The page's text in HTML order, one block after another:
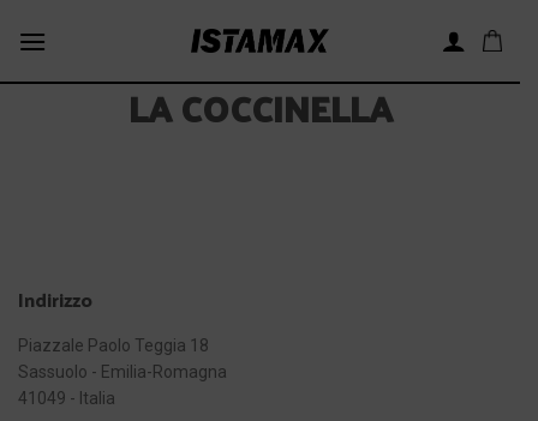
LA COCCINELLA
Indirizzo
Piazzale Paolo Teggia 18
Sassuolo - Emilia-Romagna
41049 - Italia